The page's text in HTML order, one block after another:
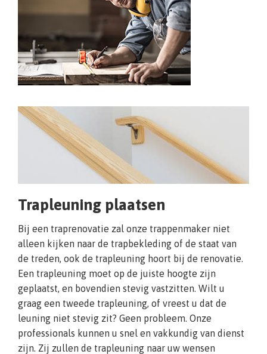
Trapleuning plaatsen
Bij een traprenovatie zal onze trappenmaker niet
alleen kijken naar de trapbekleding of de staat van
de treden, ook de trapleuning hoort bij de renovatie.
Een trapleuning moet op de juiste hoogte zijn
geplaatst, en bovendien stevig vastzitten. Wilt u
graag een tweede trapleuning, of vreest u dat de
leuning niet stevig zit? Geen probleem. Onze
professionals kunnen u snel en vakkundig van dienst
zijn. Zij zullen de trapleuning naar uw wensen